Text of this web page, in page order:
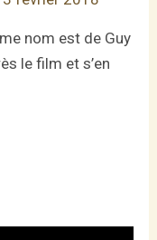
nom est de Guy
le film et s’en